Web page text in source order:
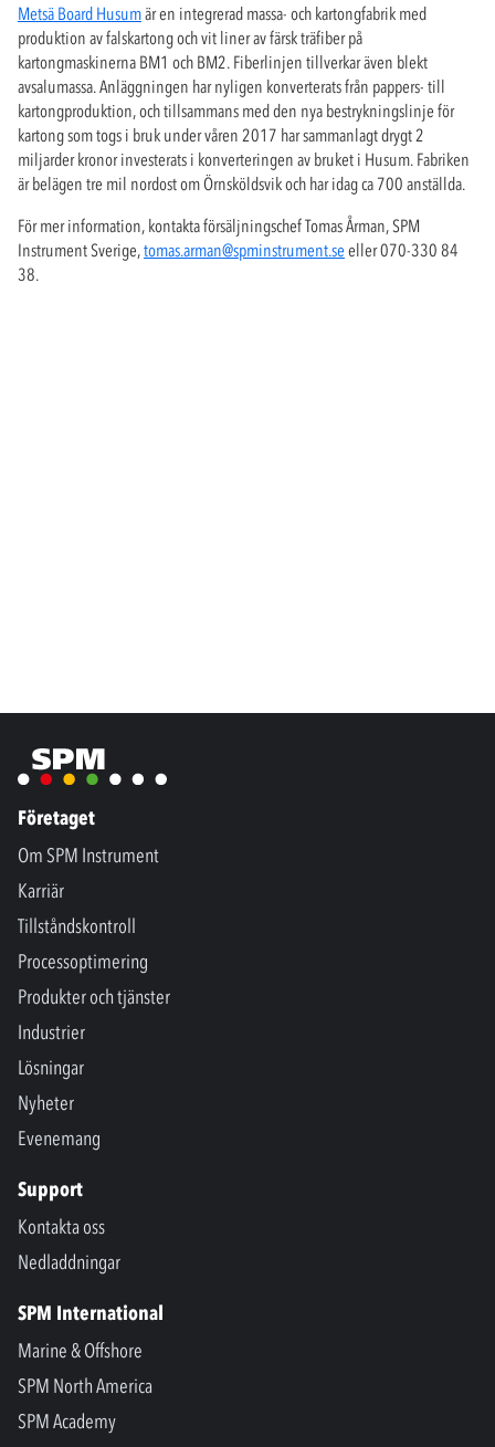
Metsä Board Husumär en integrerad massa- och kartongfabrik med
produktion av falskartong och vit liner av färsk träfiber på
kartongmaskinerna BM1 och BM2. Fiberlinjen tillverkar även blekt
avsalumassa. Anläggningen har nyligen konverterats från pappers- till
kartongproduktion, och tillsammans med den nya bestrykningslinje för
kartong som togs i bruk under våren 2017 har sammanlagt drygt 2
miljarder kronor investerats i konverteringen av bruket i Husum. Fabriken
är belägen tre mil nordost om Örnsköldsvik och har idag ca 700 anställda.
För mer information, kontakta försäljningschef Tomas Årman, SPM
Instrument Sverige,tomas.arman@spminstrument.se eller 070-330 84
38.
Företaget
Om SPM Instrument
Karriär
Tillståndskontroll
Processoptimering
Produkter och tjänster
Industrier
Lösningar
Nyheter
Evenemang
Support
Kontakta oss
Nedladdningar
SPM International
Marine & Offshore
SPM North America
SPM Academy